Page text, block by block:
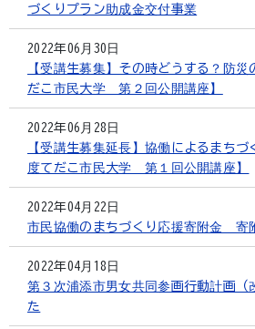
づくりプラン助成金交付事業
2022年06月30日
【受講生募集】その時どうする？防
だこ市民大学 第２回公開講座】
2022年06月28日
【受講生募集延長】協働によるまち
度てだこ市民大学 第１回公開講座】
2022年04月22日
市民協働のまちづくり応援寄附金 寄
2022年04月18日
第３次浦添市男女共同参画行動計画（
た